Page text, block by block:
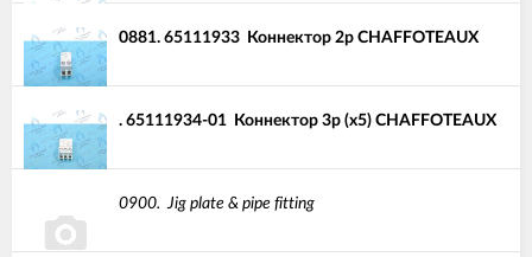
0881. 65111933 Коннектор 2p CHAFFOTEAUX
. 65111934-01 Коннектор 3p (x5) CHAFFOTEAUX
0900. Jig plate & pipe fitting